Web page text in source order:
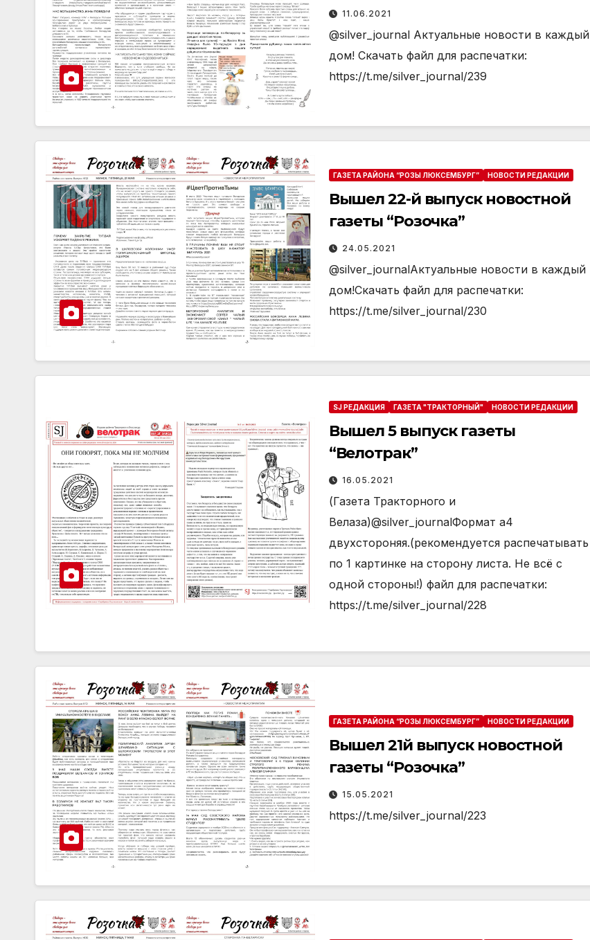
11.06.2021
@silver_journal Актуальные новости в каждый
дом! Скачать файл для распечатки:
https://t.me/silver_journal/239
ГАЗЕТА РАЙОНА “РОЗЫ ЛЮКСЕМБУРГ” НОВОСТИ РЕДАКЦИИ
Вышел 22-й выпуск новостной
газеты “Розочка”
24.05.2021
@silver_journalАктуальные новости в каждый
дом!Скачать файл для распечатки:
https://t.me/silver_journal/230
SJ РЕДАКЦИЯ ГАЗЕТА "ТРАКТОРНЫЙ" НОВОСТИ РЕДАКЦИИ
Вышел 5 выпуск газеты
“Велотрак”
16.05.2021
(Газета Тракторного и
Велаза)@silver_journalФормат а4
двухстороняя.(рекомендуется распечатывать
по 1 картинке на сторону листа. Не всё с
одной стороны!) файл для распечатки:
https://t.me/silver_journal/228
ГАЗЕТА РАЙОНА “РОЗЫ ЛЮКСЕМБУРГ” НОВОСТИ РЕДАКЦИИ
Вышел 21й выпуск новостной
газеты “Розочка”
15.05.2021
https://t.me/silver_journal/223